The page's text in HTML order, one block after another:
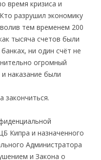
время кризиса и
разрушил экономику
тем временем 200
тысяча счетов были
ни один счёт не
огромный
наказание были
закончиться.
Кипра и назначенного
Администратора
и Закона о